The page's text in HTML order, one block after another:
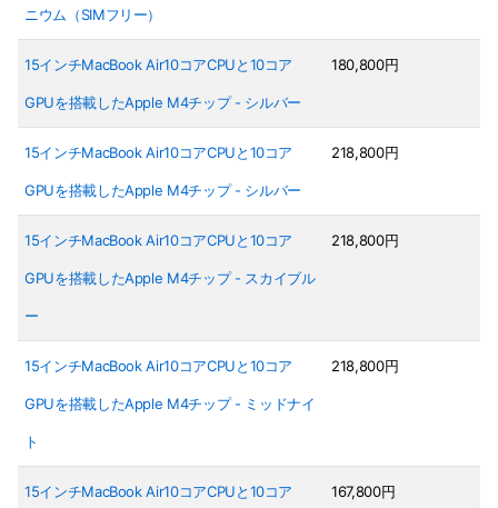
ニウム（SIMフリー）
15インチMacBook Air10コアCPUと10コア
GPUを搭載したApple M4チップ - シルバー
180,800円
15インチMacBook Air10コアCPUと10コア
GPUを搭載したApple M4チップ - シルバー
218,800円
15インチMacBook Air10コアCPUと10コア
GPUを搭載したApple M4チップ - スカイブル
ー
218,800円
15インチMacBook Air10コアCPUと10コア
GPUを搭載したApple M4チップ - ミッドナイ
ト
218,800円
15インチMacBook Air10コアCPUと10コア 167,800円